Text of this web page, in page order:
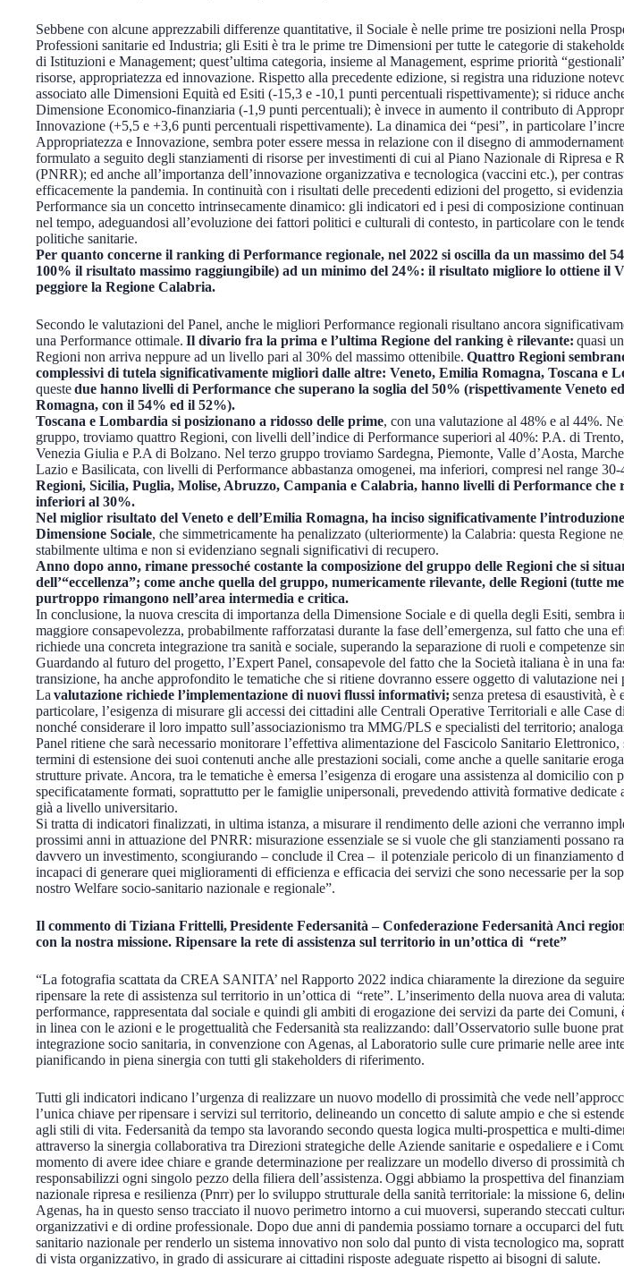
Sebbene con alcune apprezzabili differenze quantitative, il Sociale è nelle prime tre posizioni nella
Professioni sanitarie ed Industria; gli Esiti è tra le prime tre Dimensioni per tutte le categorie di
di Istituzioni e Management; quest’ultima categoria, insieme al Management, esprime priorità
risorse, appropriatezza ed innovazione. Rispetto alla precedente edizione, si registra una riduzione
associato alle Dimensioni Equità ed Esiti (-15,3 e -10,1 punti percentuali rispettivamente); si riduce
Dimensione Economico-finanziaria (-1,9 punti percentuali); è invece in aumento il contributo di
Innovazione (+5,5 e +3,6 punti percentuali rispettivamente). La dinamica dei “pesi”, in particolare
Appropriatezza e Innovazione, sembra poter essere messa in relazione con il disegno di
formulato a seguito degli stanziamenti di risorse per investimenti di cui al Piano Nazionale di Ripresa e
(PNRR); ed anche all’importanza dell’innovazione organizzativa e tecnologica (vaccini etc.), per
efficacemente la pandemia. In continuità con i risultati delle precedenti edizioni del progetto, si
Performance sia un concetto intrinsecamente dinamico: gli indicatori ed i pesi di composizione
nel tempo, adeguandosi all’evoluzione dei fattori politici e culturali di contesto, in particolare con le
politiche sanitarie.
Per quanto concerne il ranking di Performance regionale, nel 2022 si oscilla da un massimo del
100% il risultato massimo raggiungibile) ad un minimo del 24%: il risultato migliore lo ottiene il
peggiore la Regione Calabria.
Secondo le valutazioni del Panel, anche le migliori Performance regionali risultano ancora
una Performance ottimale. Il divario fra la prima e l’ultima Regione del ranking è rilevante: quasi
Regioni non arriva neppure ad un livello pari al 30% del massimo ottenibile. Quattro Regioni
complessivi di tutela significativamente migliori dalle altre: Veneto, Emilia Romagna, Toscana e
questedue hanno livelli di Performance che superano la soglia del 50% (rispettivamente Veneto
Romagna, con il 54% ed il 52%).
Toscana e Lombardia si posizionano a ridosso delle prime, con una valutazione al 48% e al 44%.
gruppo, troviamo quattro Regioni, con livelli dell’indice di Performance superiori al 40%: P.A. di
Venezia Giulia e P.A di Bolzano. Nel terzo gruppo troviamo Sardegna, Piemonte, Valle d’Aosta,
Lazio e Basilicata, con livelli di Performance abbastanza omogenei, ma inferiori, compresi nel range
Regioni, Sicilia, Puglia, Molise, Abruzzo, Campania e Calabria, hanno livelli di Performance che
inferiori al 30%.
Nel miglior risultato del Veneto e dell’Emilia Romagna, ha inciso significativamente
Dimensione Sociale, che simmetricamente ha penalizzato (ulteriormente) la Calabria: questa Regione
stabilmente ultima e non si evidenziano segnali significativi di recupero.
Anno dopo anno, rimane pressoché costante la composizione del gruppo delle Regioni che si
dell’“eccellenza”; come anche quella del gruppo, numericamente rilevante, delle Regioni (tutte
purtroppo rimangono nell’area intermedia e critica.
In conclusione, la nuova crescita di importanza della Dimensione Sociale e di quella degli Esiti, sembra
maggiore consapevolezza, probabilmente rafforzatasi durante la fase dell’emergenza, sul fatto che una
richiede una concreta integrazione tra sanità e sociale, superando la separazione di ruoli e competenze
Guardando al futuro del progetto, l’Expert Panel, consapevole del fatto che la Società italiana è in una
transizione, ha anche approfondito le tematiche che si ritiene dovranno essere oggetto di valutazione nei
La valutazione richiede l’implementazione di nuovi flussi informativi; senza pretesa di esaustività, è
particolare, l’esigenza di misurare gli accessi dei cittadini alle Centrali Operative Territoriali e alle Case
nonché considerare il loro impatto sull’associazionismo tra MMG/PLS e specialisti del territorio;
Panel ritiene che sarà necessario monitorare l’effettiva alimentazione del Fascicolo Sanitario Elettronico,
termini di estensione dei suoi contenuti anche alle prestazioni sociali, come anche a quelle sanitarie
strutture private. Ancora, tra le tematiche è emersa l’esigenza di erogare una assistenza al domicilio con
specificatamente formati, soprattutto per le famiglie unipersonali, prevedendo attività formative dedicate
già a livello universitario.
Si tratta di indicatori finalizzati, in ultima istanza, a misurare il rendimento delle azioni che verranno
prossimi anni in attuazione del PNRR: misurazione essenziale se si vuole che gli stanziamenti possano
davvero un investimento, scongiurando – conclude il Crea – il potenziale pericolo di un finanziamento
incapaci di generare quei miglioramenti di efficienza e efficacia dei servizi che sono necessarie per la
nostro Welfare socio-sanitario nazionale e regionale”.
Il commento di Tiziana Frittelli, Presidente Federsanità – Confederazione Federsanità Anci
con la nostra missione. Ripensare la rete di assistenza sul territorio in un’ottica di “rete”
“La fotografia scattata da CREA SANITA’ nel Rapporto 2022 indica chiaramente la direzione da
ripensare la rete di assistenza sul territorio in un’ottica di “rete”. L’inserimento della nuova area di
performance, rappresentata dal sociale e quindi gli ambiti di erogazione dei servizi da parte dei Comuni,
in linea con le azioni e le progettualità che Federsanità sta realizzando: dall’Osservatorio sulle buone
integrazione socio sanitaria, in convenzione con Agenas, al Laboratorio sulle cure primarie nelle aree
pianificando in piena sinergia con tutti gli stakeholders di riferimento.
Tutti gli indicatori indicano l’urgenza di realizzare un nuovo modello di prossimità che vede
l’unica chiave per ripensare i servizi sul territorio, delineando un concetto di salute ampio e che si
agli stili di vita. Federsanità da tempo sta lavorando secondo questa logica multi-prospettica e multi-
attraverso la sinergia collaborativa tra Direzioni strategiche delle Aziende sanitarie e ospedaliere e i
momento di avere idee chiare e grande determinazione per realizzare un modello diverso di prossimità
responsabilizzi ogni singolo pezzo della filiera dell’assistenza. Oggi abbiamo la prospettiva del
nazionale ripresa e resilienza (Pnrr) per lo sviluppo strutturale della sanità territoriale: la missione 6,
Agenas, ha in questo senso tracciato il nuovo perimetro intorno a cui muoversi, superando steccati
organizzativi e di ordine professionale. Dopo due anni di pandemia possiamo tornare a occuparci del
sanitario nazionale per renderlo un sistema innovativo non solo dal punto di vista tecnologico ma,
di vista organizzativo, in grado di assicurare ai cittadini risposte adeguate rispetto ai bisogni di salute.